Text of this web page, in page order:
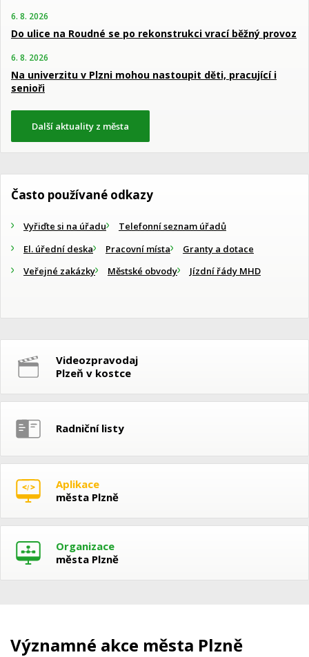
6. 8. 2026
Do ulice na Roudné se po rekonstrukci vrací běžný provoz
6. 8. 2026
Na univerzitu v Plzni mohou nastoupit děti, pracující i
senioři
Další aktuality z města
Často používané odkazy
Vyřiďte si na úřadu
Telefonní seznam úřadů
El. úřední deska
Pracovní místa
Granty a dotace
Veřejné zakázky
Městské obvody Jízdní řády MHD
Videozpravodaj
Plzeň v kostce
Radniční listy
Aplikace
města Plzně
Organizace
města Plzně
Významné akce města Plzně